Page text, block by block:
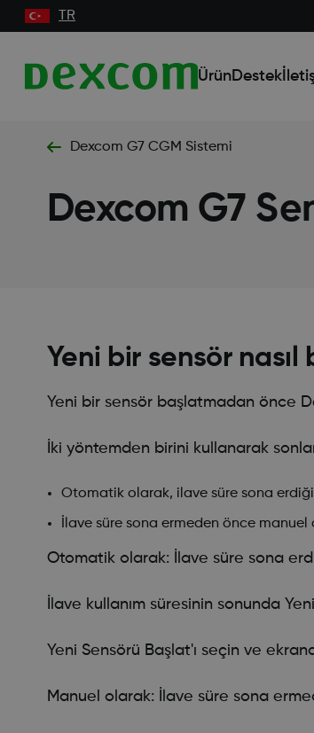
TR
ÜrünDestek
Dexcom G7 CGM Sistemi
Dexcom G7
Yeni bir sensör nasıl
Yeni bir sensör başlatmadan önce
İki yöntemden birini kullanarak
Otomatik olarak, ilave süre sona
İlave süre sona ermeden önce manuel
Otomatik olarak: İlave süre sona
İlave kullanım süresinin sonunda
Yeni Sensörü Başlat'ı seçin ve
Manuel olarak: İlave süre sona